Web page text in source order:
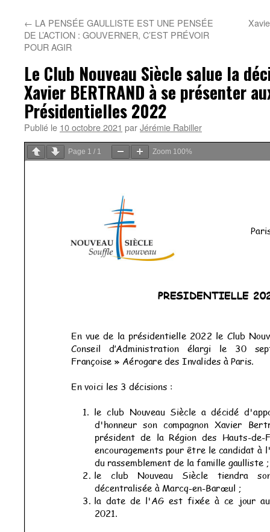
← LA PENSÉE GAULLISTE EST UNE PENSÉE
DE L’ACTION : GOUVERNER, C’EST PRÉVOIR
POUR AGIR
Le Club Nouveau Siècle salue la
Xavier BERTRAND à se présenter
Présidentielles 2022
Publié le 10 octobre 2021 parJérémie Rabiller
Page 1 / 1 Zoom 100%